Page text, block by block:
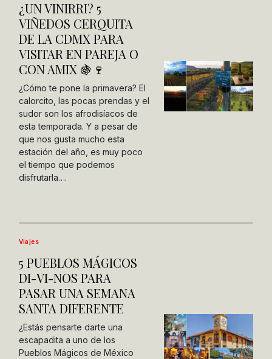
¿UN VINIRRI? 5
VIÑEDOS CERQUITA
DE LA CDMX PARA
VISITAR EN PAREJA O
CON AMIX 🍇🍷
¿Cómo te pone la primavera? El
calorcito, las pocas prendas y el
sudor son los afrodisíacos de
esta temporada. Y a pesar de
que nos gusta mucho esta
estación del año, es muy poco
el tiempo que podemos
disfrutarla….
Viajes
5 PUEBLOS MÁGICOS
DI-VI-NOS PARA
PASAR UNA SEMANA
SANTA DIFERENTE
¿Estás pensarte darte una
escapadita a uno de los
Pueblos Mágicos de México